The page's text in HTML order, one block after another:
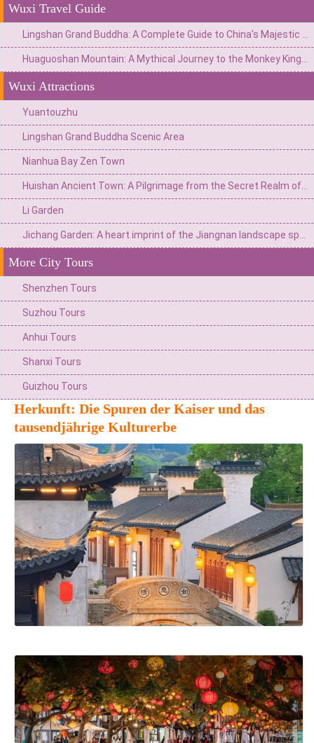
Wuxi Travel Guide
Wuxi Attractions
Yuantouzhu
Lingshan Grand Buddha Scenic Area
Nianhua Bay Zen Town
Li Garden
More City Tours
Shenzhen Tours
Suzhou Tours
Anhui Tours
Shanxi Tours
Guizhou Tours
Herkunft: Die Spuren der Kaiser und das
tausendjährige Kulturerbe